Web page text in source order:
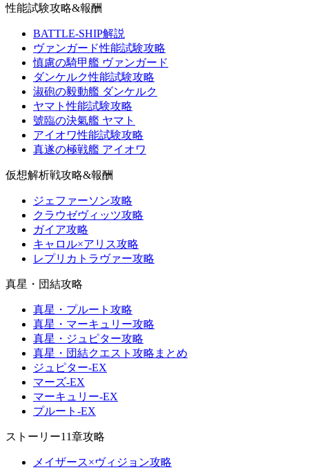
性能試験攻略&報酬
BATTLE-SHIP解説
ヴァンガード性能試験攻略
慎慮の騎甲艦 ヴァンガード
ダンケルク性能試験攻略
淑砲の毅動艦 ダンケルク
ヤマト性能試験攻略
號臨の決氣艦 ヤマト
アイオワ性能試験攻略
真遂の極戦艦 アイオワ
仮想解析戦攻略&報酬
ジェファーソン攻略
クラウゼヴィッツ攻略
ガイア攻略
キャロル×アリス攻略
レプリカトラヴァー攻略
真星・団結攻略
真星・プルート攻略
真星・マーキュリー攻略
真星・ジュピター攻略
真星・団結クエスト攻略まとめ
ジュピター-EX
マーズ-EX
マーキュリー-EX
プルート-EX
ストーリー11章攻略
メイザース×ヴィジョン攻略